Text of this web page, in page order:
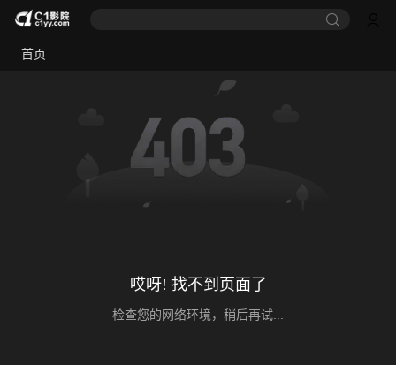
首页
哎呀! 找不到页面了
检查您的网络环境，稍后再试...